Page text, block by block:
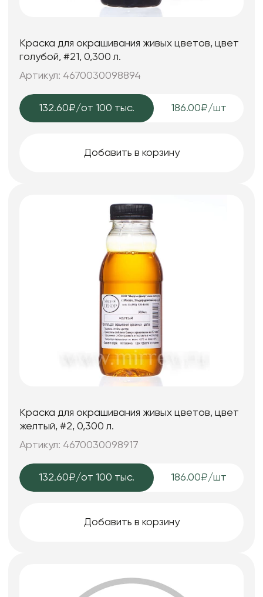
Краска для окрашивания живых цветов, цвет
голубой, #21, 0,300 л.
Артикул: 4670030098894
132.60₽/от 100 тыс. 186.00₽/шт
Добавить в корзину
Краска для окрашивания живых цветов, цвет
желтый, #2, 0,300 л.
Артикул: 4670030098917
132.60₽/от 100 тыс. 186.00₽/шт
Добавить в корзину